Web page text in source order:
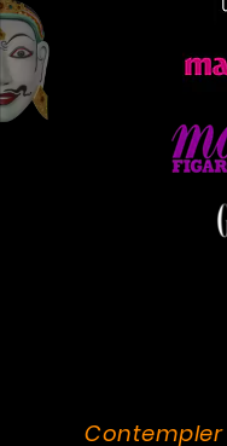
Contempler